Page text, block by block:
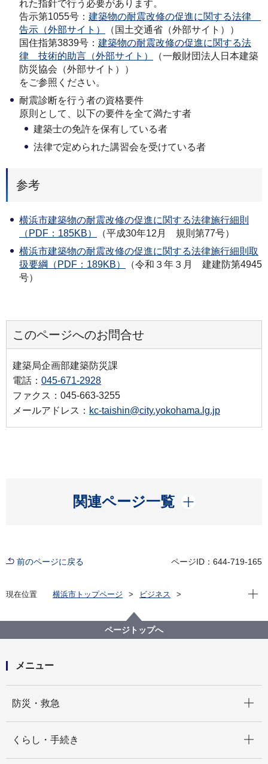
れた指針で行う必要があります。
告示第1055号： 建築物の耐震改修の促進に関する法律
告示（外部サイト）
（国土交通省（外部サイト））
国住指第3839号： 建築物の耐震改修の促進に関する法
律 技術的助言（外部サイト）
（一般財団法人日本建築
防災協会（外部サイト））
をご参照ください。
耐震診断を行う者の資格要件
原則として、以下の要件を全て満たす者
建築士の免許を保有している者
法律で定められた講習会を受けている者
参考
横浜市建築物の耐震改修の促進に関する法律施行細則
（PDF：185KB）
（平成30年12月 規則第77号）
横浜市建築物の耐震改修の促進に関する法律施行細則取
扱要綱（PDF：189KB）
（令和３年３月 建建防第4945
号）
このページへのお問合せ
建築局企画部建築防災課
電話： 045-671-2928
ファクス：045-663-3255
メールアドレス： kc-taishin@city.yokohama.lg.jp
関連ページ一覧
開く
前のページに戻る ページID：644-719-165
現在位置 横浜市トップページ
ビジネス
住まいや建物の防災と補助制度
建物の耐震化支援
耐震診断義務付け建築物の耐震診断結果の報告・公表
現在
ページトップへ
メニュー
防災・救急
くらし・手続き